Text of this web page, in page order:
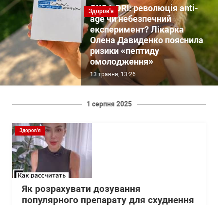
Здоров'я
OXO4-DRI: революція anti-
age чи небезпечний
експеримент? Лікарка
Олена Давиденко пояснила
ризики «пептиду
омолодження»
13 травня, 13:26
1 серпня 2025
Здоров'я
Як розрахувати дозування
популярного препарату для схуднення